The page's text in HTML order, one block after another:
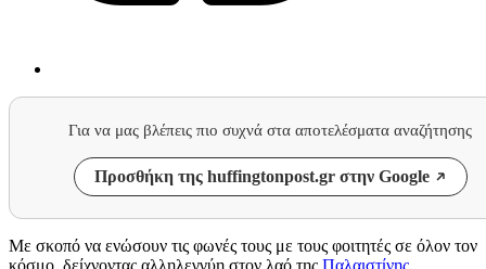
Για να μας βλέπεις πιο συχνά στα αποτελέσματα αναζήτησης
Προσθήκη της huffingtonpost.gr στην Google
Με σκοπό να ενώσουν τις φωνές τους με τους φοιτητές σε όλον τον